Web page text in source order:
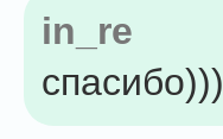
in_re
спасибо)))